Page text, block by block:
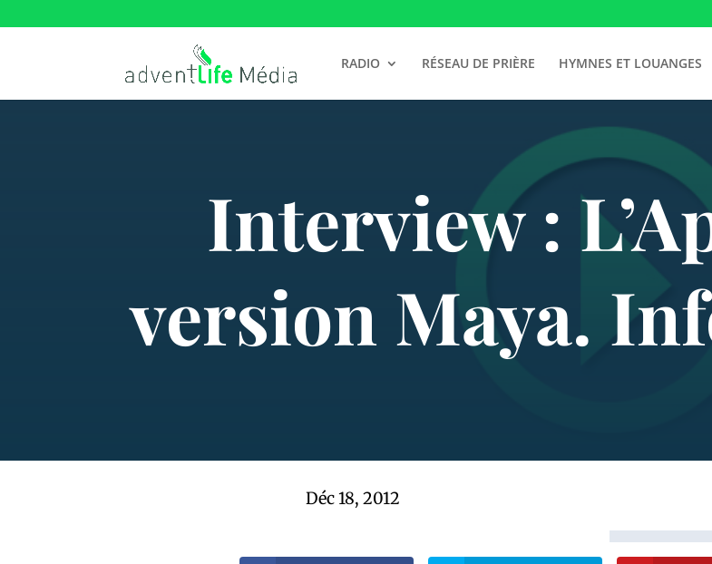
RADIO RÉSEAU DE PRIÈRE HYMNES ET LOUANGES
Interview :
version Maya.
Déc 18, 2012